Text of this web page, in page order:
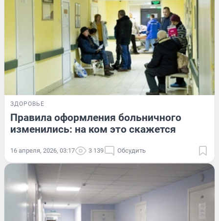
ЗДОРОВЬЕ
Правила оформления больничного
изменились: на ком это скажется
16 апреля, 2026, 03:17 3 139 Обсудить